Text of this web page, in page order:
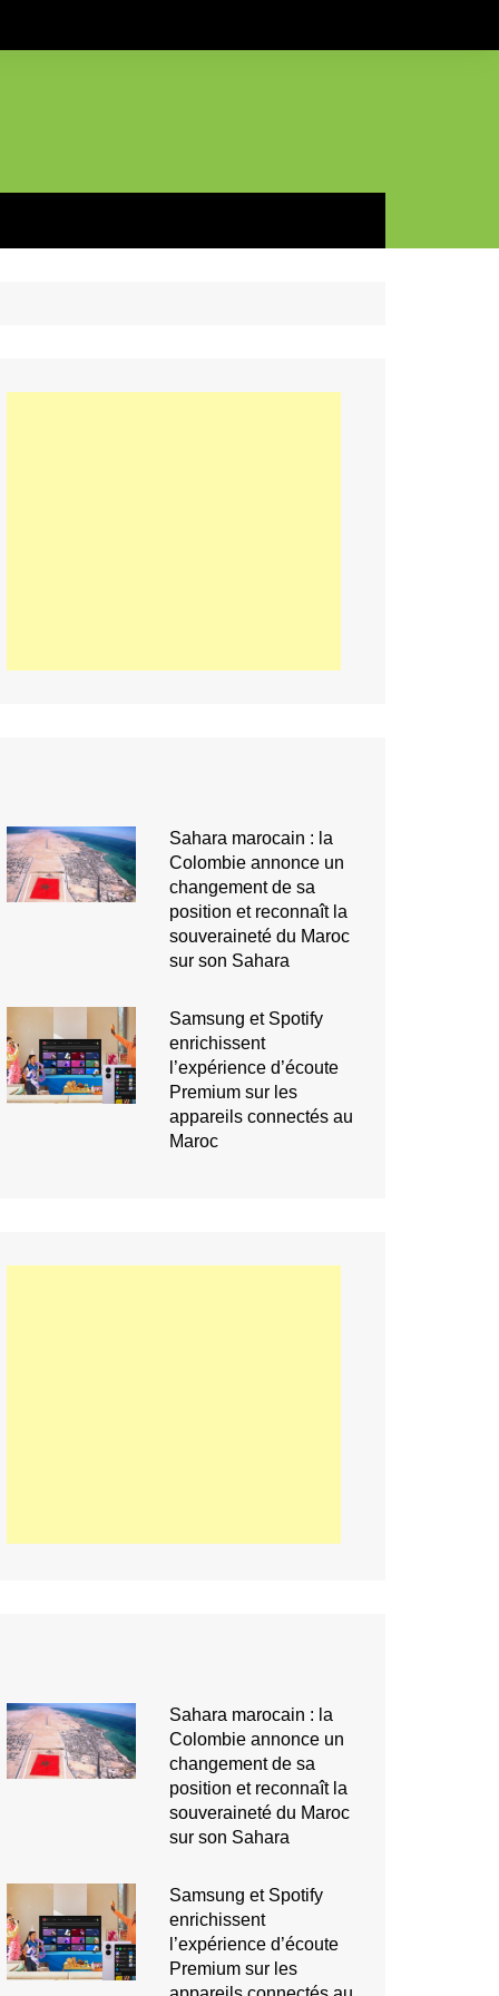
Sahara marocain : la
Colombie annonce un
changement de sa
position et reconnaît la
souveraineté du Maroc
sur son Sahara
Samsung et Spotify
enrichissent
l’expérience d’écoute
Premium sur les
appareils connectés au
Maroc
Sahara marocain : la
Colombie annonce un
changement de sa
position et reconnaît la
souveraineté du Maroc
sur son Sahara
Samsung et Spotify
enrichissent
l’expérience d’écoute
Premium sur les